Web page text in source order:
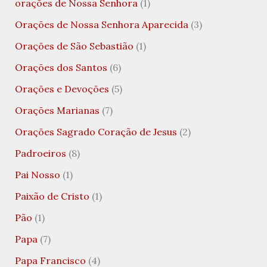
orações de Nossa Senhora(1)
Orações de Nossa Senhora Aparecida(3)
Orações de São Sebastião (1)
Orações dos Santos (6)
Orações e Devoções (5)
Orações Marianas (7)
Orações Sagrado Coração de Jesus (2)
Padroeiros (8)
Pai Nosso (1)
Paixão de Cristo (1)
Pão (1)
Papa(7)
Papa Francisco (4)